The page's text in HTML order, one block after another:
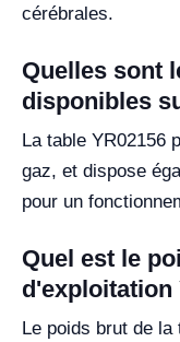
cérébrales.
Quelles sont
disponibles
La table YR02156
gaz, et dispose
pour un
Quel est le
d'exploitation
Le poids brut de la